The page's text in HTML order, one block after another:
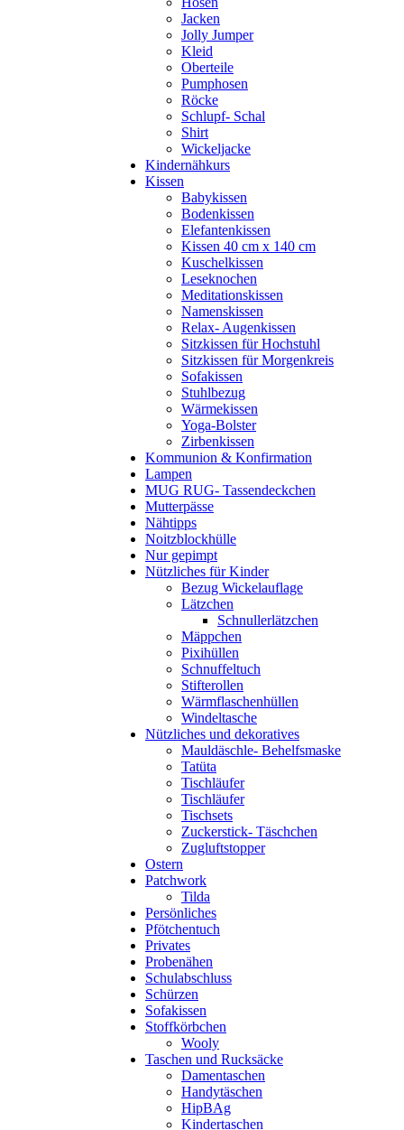
Jacken
Jolly Jumper
Kleid
Oberteile
Pumphosen
Röcke
Schlupf- Schal
Shirt
Wickeljacke
Kindernähkurs
Kissen
Babykissen
Bodenkissen
Elefantenkissen
Kissen 40 cm x 140 cm
Kuschelkissen
Leseknochen
Meditationskissen
Namenskissen
Relax- Augenkissen
Sitzkissen für Hochstuhl
Sitzkissen für Morgenkreis
Sofakissen
Stuhlbezug
Wärmekissen
Yoga-Bolster
Zirbenkissen
Kommunion & Konfirmation
Lampen
MUG RUG- Tassendeckchen
Mutterpässe
Nähtipps
Noitzblockhülle
Nur gepimpt
Nützliches für Kinder
Bezug Wickelauflage
Lätzchen
Schnullerlätzchen
Mäppchen
Pixihüllen
Schnuffeltuch
Stifterollen
Wärmflaschenhüllen
Windeltasche
Nützliches und dekoratives
Mauldäschle- Behelfsmaske
Tatüta
Tischläufer
Tischläufer
Tischsets
Zuckerstick- Täschchen
Zugluftstopper
Ostern
Patchwork
Tilda
Persönliches
Pfötchentuch
Privates
Probenähen
Schulabschluss
Schürzen
Sofakissen
Stoffkörbchen
Wooly
Taschen und Rucksäcke
Damentaschen
Handytäschen
HipBAg
Kindertaschen